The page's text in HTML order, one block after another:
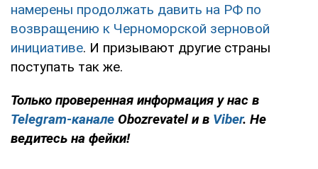
намерены продолжать давить на РФ по
возвращению к Черноморской зерновой
инициативе. И призывают другие страны
поступать так же.
Только проверенная информация у нас в
Telegram-канале Obozrevatel и в Viber. Не
ведитесь на фейки!